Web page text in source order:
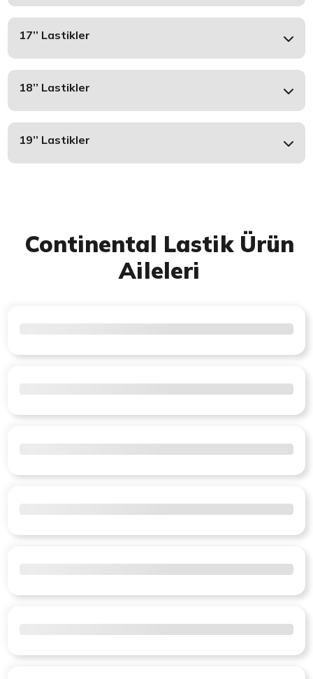
17’’ Lastikler
18’’ Lastikler
19’’ Lastikler
Continental Lastik Ürün
Aileleri